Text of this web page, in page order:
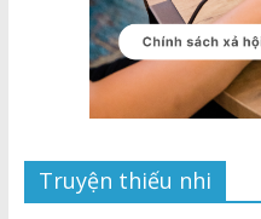
Truyện thiếu nhi